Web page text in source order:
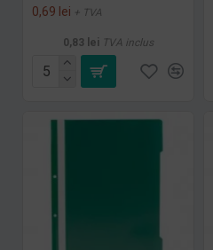
0,69 lei + TVA
0,83 lei TVA inclus